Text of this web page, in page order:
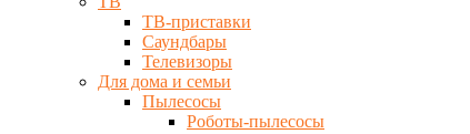
ТВ-приставки
Саундбары
Телевизоры
Для дома и семьи
Пылесосы
Роботы-пылесосы